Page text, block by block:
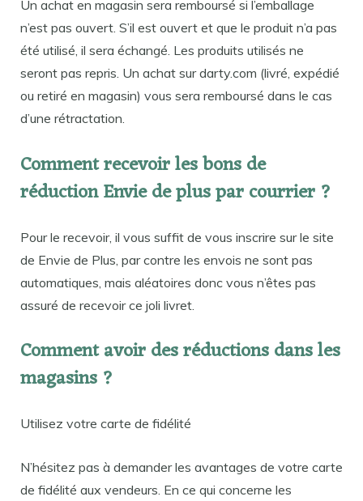
Un achat en magasin sera remboursé si l’emballage
n’est pas ouvert. S’il est ouvert et que le produit n’a pas
été utilisé, il sera échangé. Les produits utilisés ne
seront pas repris. Un achat sur darty.com (livré, expédié
ou retiré en magasin) vous sera remboursé dans le cas
d’une rétractation.
Comment recevoir les bons de
réduction Envie de plus par courrier ?
Pour le recevoir, il vous suffit de vous inscrire sur le site
de Envie de Plus, par contre les envois ne sont pas
automatiques, mais aléatoires donc vous n’êtes pas
assuré de recevoir ce joli livret.
Comment avoir des réductions dans les
magasins ?
Utilisez votre carte de fidélité
N’hésitez pas à demander les avantages de votre carte
de fidélité aux vendeurs. En ce qui concerne les